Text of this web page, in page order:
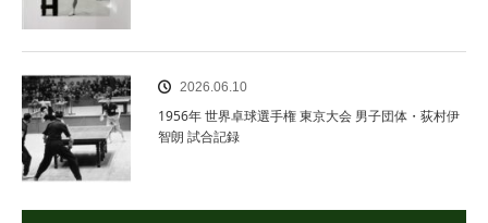
2026.06.10
1956年 世界卓球選手権 東京大会 男子団体・荻村伊
智朗 試合記録